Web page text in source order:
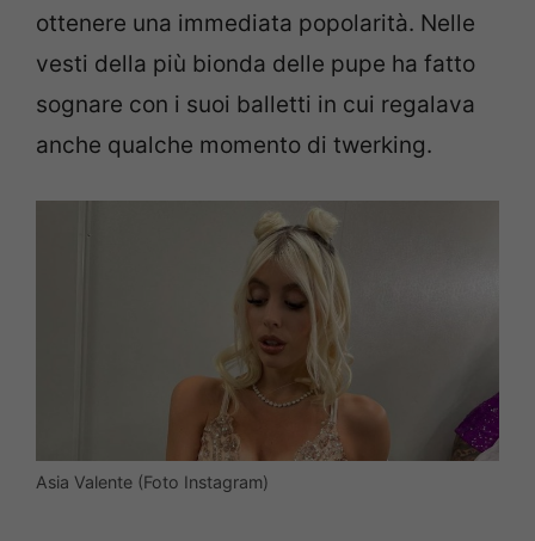
ottenere una immediata popolarità. Nelle
vesti della più bionda delle pupe ha fatto
sognare con i suoi balletti in cui regalava
anche qualche momento di twerking.
Asia Valente (Foto Instagram)